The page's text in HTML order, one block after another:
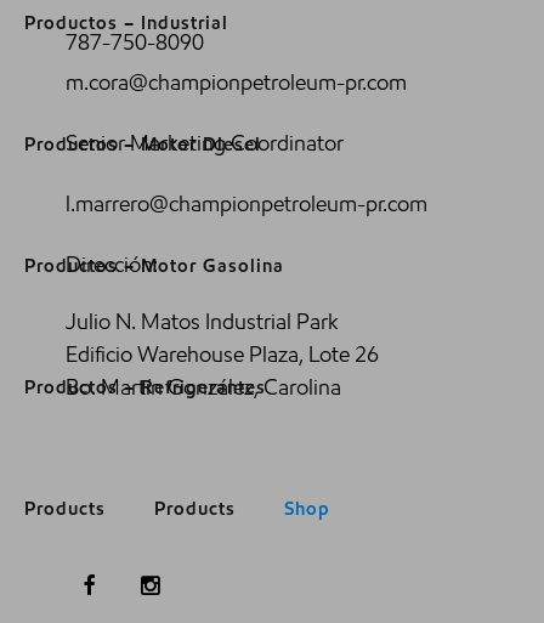
Productos – Industrial
Productos – Motor Diesel
Productos – Motor Gasolina
Productos – Refrigerantes
Products Products Shop
787-750-8090
m.cora@championpetroleum-pr.com
Senior Marketing Coordinator
l.marrero@championpetroleum-pr.com
Dirección:
Julio N. Matos Industrial Park
Edificio Warehouse Plaza, Lote 26
Bo. Martín González, Carolina